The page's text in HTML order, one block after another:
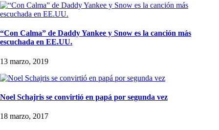
“Con Calma” de Daddy Yankee y Snow es la canción más
escuchada en EE.UU.
13 marzo, 2019
Noel Schajris se convirtió en papá por segunda vez
18 marzo, 2017